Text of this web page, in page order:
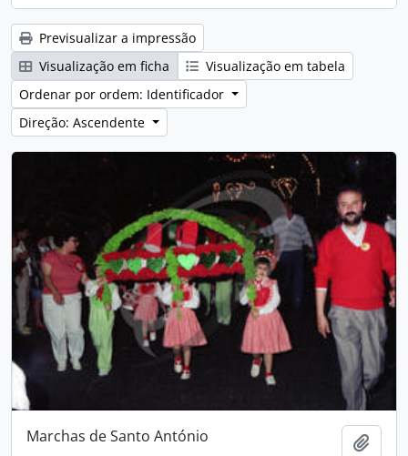
Previsualizar a impressão
Visualização em ficha
Visualização em tabela
Ordenar por ordem: Identificador
Direção: Ascendente
Marchas de Santo António